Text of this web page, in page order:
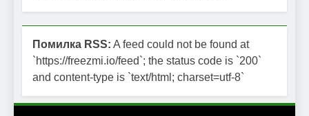
Помилка RSS: A feed could not be found at
`https://freezmi.io/feed`; the status code is `200`
and content-type is `text/html; charset=utf-8`